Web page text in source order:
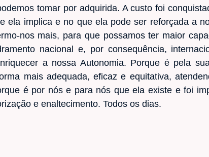
tomar por adquirida. A custo foi
ela implica e no que ela pode ser reforçada a
nos mais, para que possamos ter maior
nacional e, por consequência,
a nossa Autonomia. Porque é pela
mais adequada, eficaz e equitativa,
é por nós e para nós que ela existe e foi
e enaltecimento. Todos os dias.